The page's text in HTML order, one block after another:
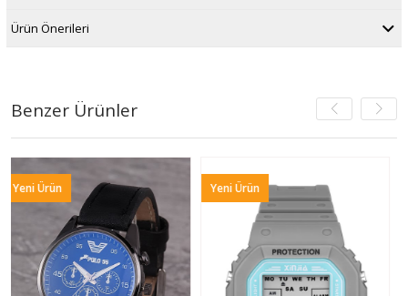
Ürün Önerileri
Benzer Ürünler
Yeni Ürün